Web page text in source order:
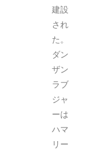
建設
され
た。
ダン
ザン
ラブ
ジャ
ーは
ハマ
リー